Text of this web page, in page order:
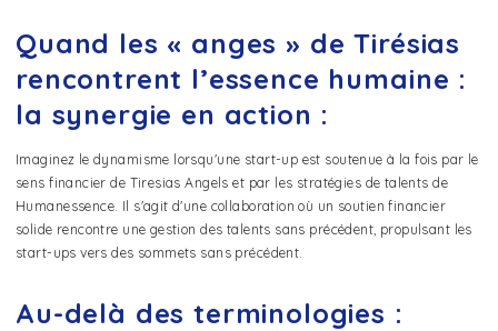
Quand les « anges » de Tirésias
rencontrent l’essence humaine :
la synergie en action :
Imaginez le dynamisme lorsqu'une start-up est soutenue à la fois par le
sens financier de Tiresias Angels et par les stratégies de talents de
Humanessence. Il s'agit d'une collaboration où un soutien financier
solide rencontre une gestion des talents sans précédent, propulsant les
start-ups vers des sommets sans précédent.
Au-delà des terminologies :